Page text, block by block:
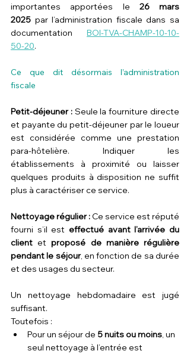
importantes apportées le 26 mars
2025 par l’administration fiscale dans sa
documentation BOI-TVA-CHAMP-10-10-
50-20.
Ce que dit désormais l’administration
fiscale
Petit-déjeuner : Seule la fourniture directe
et payante du petit-déjeuner par le loueur
est considérée comme une prestation
para-hôtelière. Indiquer les
établissements à proximité ou laisser
quelques produits à disposition ne suffit
plus à caractériser ce service.
Nettoyage régulier : Ce service est réputé
fourni s’il est effectué avant l’arrivée du
client et proposé de manière régulière
pendant le séjour, en fonction de sa durée
et des usages du secteur.
Un nettoyage hebdomadaire est jugé
suffisant.
Toutefois :
Pour un séjour de 5 nuits ou moins, un
seul nettoyage à l’entrée est